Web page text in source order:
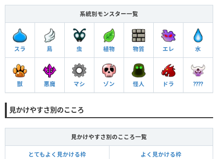
系統別モンスター一覧
スラ 鳥 虫 植物 物質 エレ 水
獣 悪魔 マシ ゾン 怪人 ドラ ????
見かけやすさ別のこころ
見かけやすさ別のこころ一覧
とてもよく見かける枠 よく見かける枠